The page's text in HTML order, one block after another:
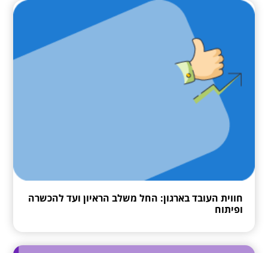
חווית העובד בארגון: החל משלב הראיון ועד להכשרה
ופיתוח